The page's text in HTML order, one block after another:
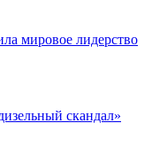
мировое лидерство
скандал»